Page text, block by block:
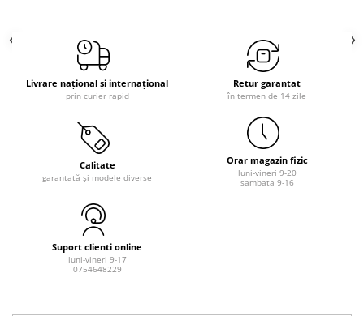
Livrare național și internațional
prin curier rapid
Retur garantat
în termen de 14 zile
Calitate
garantată și modele diverse
Orar magazin fizic
luni-vineri 9-20
sambata 9-16
Suport clienti online
luni-vineri 9-17
0754648229